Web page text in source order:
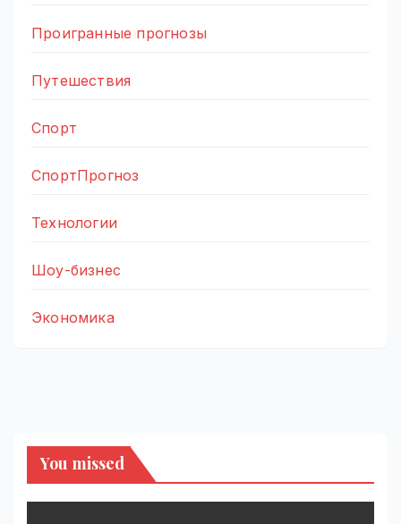
Проигранные прогнозы
Путешествия
Спорт
СпортПрогноз
Технологии
Шоу-бизнес
Экономика
You missed